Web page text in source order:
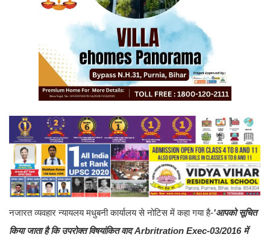
नजारत व्यवहार न्यायलय मधुबनी कार्यालय से नोटिस में कहा गया है-'आपको सूचित
किया जाता है कि उपरोक्त विषयांकित वाद Arbritration Exec-03/2016 में